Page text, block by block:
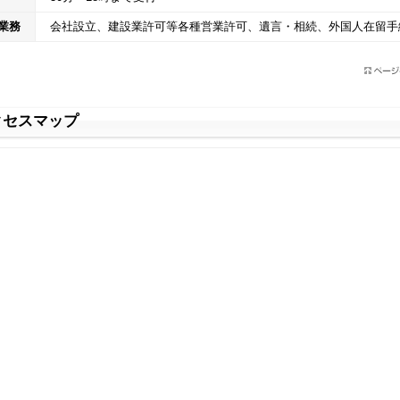
務 会社設立、建設業許可等各種営業許可、遺言・相続、外国人在留
スマップ